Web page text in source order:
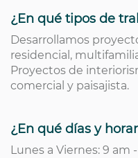
¿En qué tipos de
Desarrollamos
residencial,
Proyectos de
comercial y paisajista.
¿En qué días y
Lunes a Viernes: 9 am